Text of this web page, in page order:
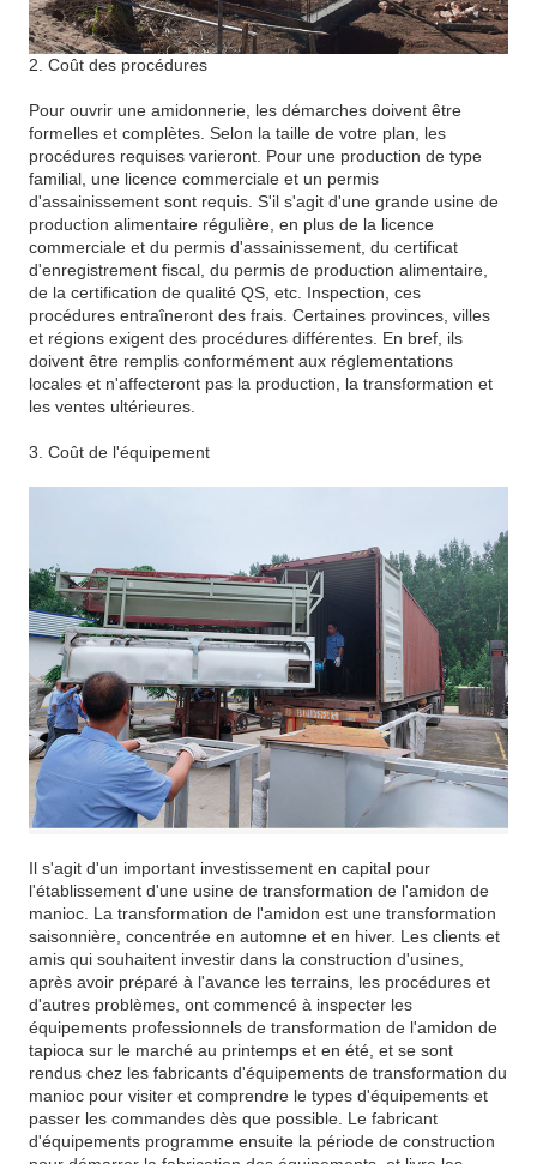
2. Coût des procédures
Pour ouvrir une amidonnerie, les démarches doivent être
formelles et complètes. Selon la taille de votre plan, les
procédures requises varieront. Pour une production de type
familial, une licence commerciale et un permis
d'assainissement sont requis. S'il s'agit d'une grande usine de
production alimentaire régulière, en plus de la licence
commerciale et du permis d'assainissement, du certificat
d'enregistrement fiscal, du permis de production alimentaire,
de la certification de qualité QS, etc. Inspection, ces
procédures entraîneront des frais. Certaines provinces, villes
et régions exigent des procédures différentes. En bref, ils
doivent être remplis conformément aux réglementations
locales et n'affecteront pas la production, la transformation et
les ventes ultérieures.
3. Coût de l'équipement
Il s'agit d'un important investissement en capital pour
l'établissement d'une usine de transformation de l'amidon de
manioc. La transformation de l'amidon est une transformation
saisonnière, concentrée en automne et en hiver. Les clients et
amis qui souhaitent investir dans la construction d'usines,
après avoir préparé à l'avance les terrains, les procédures et
d'autres problèmes, ont commencé à inspecter les
équipements professionnels de transformation de l'amidon de
tapioca sur le marché au printemps et en été, et se sont
rendus chez les fabricants d'équipements de transformation du
manioc pour visiter et comprendre le types d'équipements et
passer les commandes dès que possible. Le fabricant
d'équipements programme ensuite la période de construction